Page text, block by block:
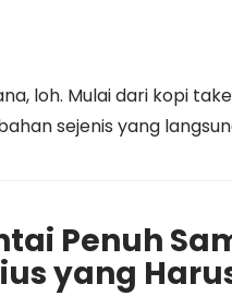
loh. Mulai dari kopi
sejenis yang
Penuh
yang